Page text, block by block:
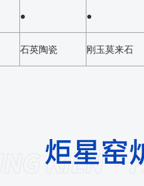
● ●
石英陶瓷 刚玉莫来石